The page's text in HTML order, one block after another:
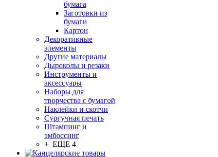
бумага
Заготовки из
бумаги
Картон
Декоративные
элементы
Другие материалы
Дыроколы и резаки
Инструменты и
аксессуары
Наборы для
творчества с бумагой
Наклейки и скотчи
Сургучная печать
Штампинг и
эмбоссинг
+ ЕЩЕ 4